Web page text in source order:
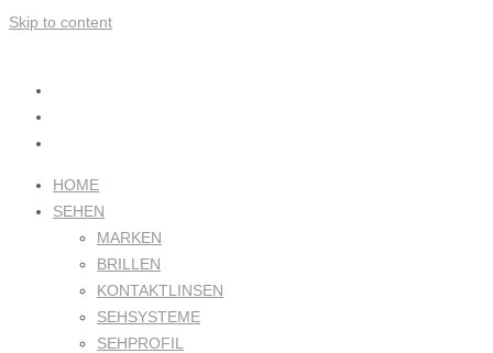
Skip to content
HOME
SEHEN
MARKEN
BRILLEN
KONTAKTLINSEN
SEHSYSTEME
SEHPROFIL